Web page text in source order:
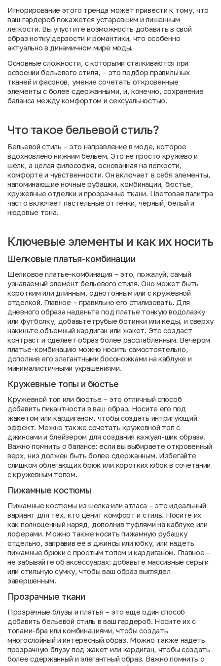
Игнорирование этого тренда может привести к тому, что
ваш гардероб покажется устаревшим и лишенным
легкости. Вы упустите возможность добавить в свой
образ нотку дерзости и романтики, что особенно
актуально в динамичном мире моды.
Основные сложности, с которыми сталкиваются при
освоении бельевого стиля, – это подбор правильных
тканей и фасонов, умение сочетать откровенные
элементы с более сдержанными, и, конечно, сохранение
баланса между комфортом и сексуальностью.
Что такое бельевой стиль?
Бельевой стиль – это направление в моде, которое
вдохновлено нижним бельем. Это не просто кружево и
шелк, а целая философия, основанная на легкости,
комфорте и чувственности. Он включает в себя элементы,
напоминающие ночные рубашки, комбинации, бюстье,
кружевные отделки и прозрачные ткани. Цветовая палитра
часто включает пастельные оттенки, черный, белый и
нюдовые тона.
Ключевые элементы и как их носить
Шелковые платья-комбинации
Шелковое платье-комбинация – это, пожалуй, самый
узнаваемый элемент бельевого стиля. Оно может быть
коротким или длинным, однотонным или с кружевной
отделкой. Главное – правильно его стилизовать. Для
дневного образа наденьте под платье тонкую водолазку
или футболку, добавьте грубые ботинки или кеды, и сверху
накиньте объемный кардиган или жакет. Это создаст
контраст и сделает образ более расслабленным. Вечером
платье-комбинацию можно носить самостоятельно,
дополнив его элегантными босоножками на каблуке и
минималистичными украшениями.
Кружевные топы и бюстье
Кружевной топ или бюстье – это отличный способ
добавить пикантности в ваш образ. Носите его под
жакетом или кардиганом, чтобы создать интригующий
эффект. Можно также сочетать кружевной топ с
джинсами и блейзером для создания кэжуал-шик образа.
Важно помнить о балансе: если вы выбираете откровенный
верх, низ должен быть более сдержанным. Избегайте
слишком облегающих брюк или коротких юбок в сочетании
с кружевным топом.
Пижамные костюмы
Пижамные костюмы из шелка или атласа – это идеальный
вариант для тех, кто ценит комфорт и стиль. Носите их
как полноценный наряд, дополнив туфлями на каблуке или
лоферами. Можно также носить пижамную рубашку
отдельно, заправив ее в джинсы или юбку, или надеть
пижамные брюки с простым топом и кардиганом. Главное –
не забывайте об аксессуарах: добавьте массивные серьги
или стильную сумку, чтобы ваш образ выглядел
завершенным.
Прозрачные ткани
Прозрачные блузы и платья – это еще один способ
добавить бельевой стиль в ваш гардероб. Носите их с
топами-бра или комбинациями, чтобы создать
многослойный и интересный образ. Можно также надеть
прозрачную блузу под жакет или кардиган, чтобы создать
более сдержанный и элегантный образ. Важно помнить о